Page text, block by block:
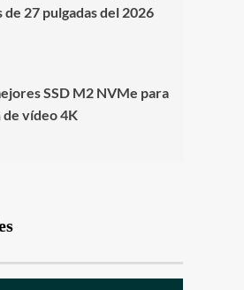
de 27 pulgadas del 2026
SSD M2 NVMe para
vídeo 4K